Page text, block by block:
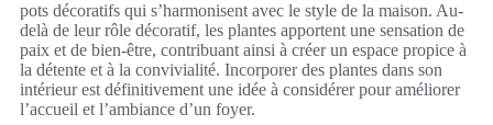
pots décoratifs qui s’harmonisent avec le style de la maison. Au-
delà de leur rôle décoratif, les plantes apportent une sensation de
paix et de bien-être, contribuant ainsi à créer un espace propice à
la détente et à la convivialité. Incorporer des plantes dans son
intérieur est définitivement une idée à considérer pour améliorer
l’accueil et l’ambiance d’un foyer.